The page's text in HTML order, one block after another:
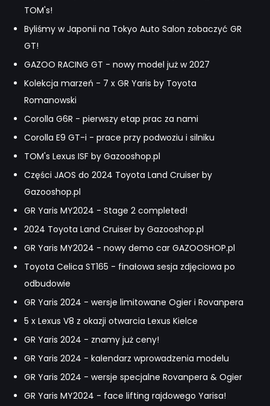
TOM's!
Byliśmy w Japonii na Tokyo Auto Salon zobaczyć GR
GT!
GAZOO RACING GT - nowy model już w 2027
Kolekcja marzeń - 7 x GR Yaris by Toyota
Romanowski
Corolla G6R - pierwszy etap prac za nami
Corolla E9 GT-i - prace przy podwoziu i silniku
TOM's Lexus ISF by Gazooshop.pl
Części JAOS do 2024 Toyota Land Cruiser by
Gazooshop.pl
GR Yaris MY2024 - Stage 2 completed!
2024 Toyota Land Cruiser by Gazooshop.pl
GR Yaris MY2024 - nowy demo car GAZOOSHOP.pl
Toyota Celica ST165 - finałowa sesja zdjęciowa po
odbudowie
GR Yaris 2024 - wersje limitowane Ogier i Rovanpera
5 x Lexus V8 z okazji otwarcia Lexus Kielce
GR Yaris 2024 - znamy już ceny!
GR Yaris 2024 - kalendarz wprowadzenia modelu
GR Yaris 2024 - wersje specjalne Rovanpera & Ogier
GR Yaris MY2024 - face lifting rajdowego Yarisa!